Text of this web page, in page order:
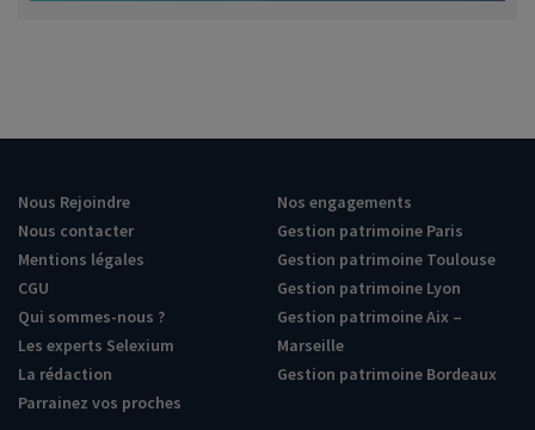
Nous Rejoindre
Nous contacter
Mentions légales
CGU
Qui sommes-nous ?
Les experts Selexium
La rédaction
Parrainez vos proches
Nos engagements
Gestion patrimoine Paris
Gestion patrimoine Toulouse
Gestion patrimoine Lyon
Gestion patrimoine Aix –
Marseille
Gestion patrimoine Bordeaux